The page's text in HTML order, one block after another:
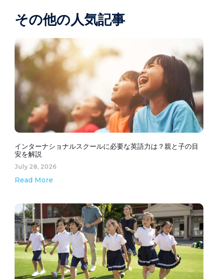
その他の人気記事
インターナショナルスクールに必要な英語力は？親と子の目
安を解説
July 28, 2026
Read More